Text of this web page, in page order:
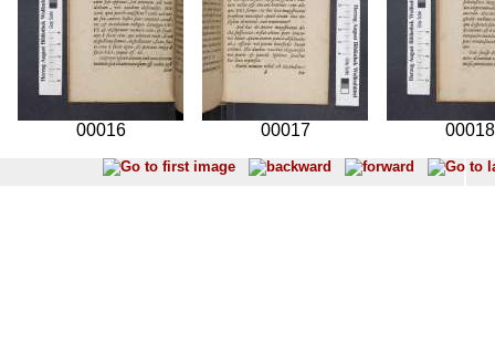
00016 00017 00018